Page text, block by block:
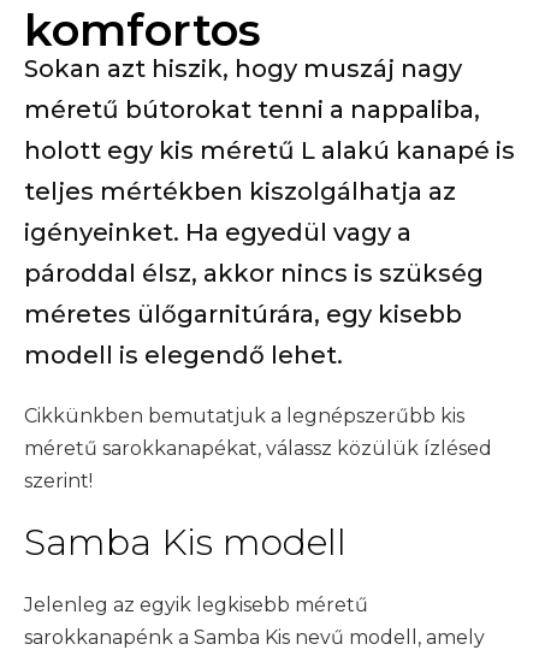
komfortos
Sokan azt hiszik, hogy muszáj nagy
méretű bútorokat tenni a nappaliba,
holott egy kis méretű L alakú kanapé is
teljes mértékben kiszolgálhatja az
igényeinket. Ha egyedül vagy a
pároddal élsz, akkor nincs is szükség
méretes ülőgarnitúrára, egy kisebb
modell is elegendő lehet.
Cikkünkben bemutatjuk a legnépszerűbb kis
méretű sarokkanapékat, válassz közülük ízlésed
szerint!
Samba Kis modell
Jelenleg az egyik legkisebb méretű
sarokkanapénk a Samba Kis nevű modell, amely